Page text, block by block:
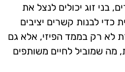
בני זוג יכולים לנצל את
כדי לבנות קשרים יציבים
לא רק בממד הפיזי, אלא גם
מה שמוביל לחיים משותפים